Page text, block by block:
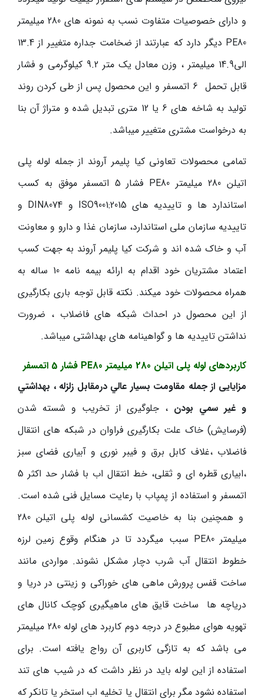
و دارای خصوصیات متفاوت نسب به نمونه های 280 میلیمتر
PE80
دیگر دارد که عبارتند از ضخامت جداره متغییر از 13.4
الی14.9 میلیمتر ، وزن معادل یک متر 9.2 کیلوگرمی و فشار
قابل تحمل 6 اتمسفر و این محصول پس از طی کردن روند
تولید به شاخه های 6 یا 12 متری تبدیل شده و متراژ آن بنا
به درخواست مشتری متغییر میباشد.
تمامی محصولات تعاونی کیا پلیمر آروند از جمله لوله پلی
اتیلن 280 میلیمتر
PE80
فشار 5 اتمسفر موفق به کسب
استاندارد ها و تاییدیه های ISO9001:2015 و DIN8074 و
تاییدیه سازمان ملی استاندارد، سازمان غذا و دارو و معاونت
آب و خاک شده اند و شرکت کیا پلیمر آروند به جهت کسب
اعتماد مشتریان خود اقدام به ارائه بیمه نامه 10 ساله به
همراه محصولات خود میکند. نکته قابل توجه باری بکارگیری
از این محصول در احداث شبکه های فاضلاب ، ضرورت
نداشتن تاییدیه ها و گواهینامه های بهداشتی میباشد.
کاربردهای لوله پلی اتیلن 280 میلیمتر
PE80 فشار 5 اتمسفر
مزایایی از جمله مقاومت بسيار عالي درمقابل زلزله ، بهداشتي
و غير سمي بودن ، جلوگیری از تخریب و شسته شدن
(فرسایش) خاک علت بکارگیری فراوان در شبکه های انتقال
فاضلاب ،غلاف کابل برق و فیبر نوری و آبیاری فضای سبز
،ابیاری قطره ای و ثقلی، خط انتقال اب با فشار حد اکثر 5
اتمسفر و استفاده از پمپاب با رعایت مسایل فنی شده است.
و همچنین بنا به خاصیت کشسانی لوله پلی اتیلن 280
میلیمترPE80 سبب میگردد تا در هنگام وقوع زمین لرزه
خطوط انتقال آب شرب دچار مشکل نشوند. مواردی مانند
ساخت قفس پرورش ماهی های خوراکی و زینتی در دریا و
دریاچه ها ساخت قایق های ماهیگیری کوچک کانال های
تهویه هوای مطبوع در درجه دوم کاربرد های لوله 280 میلیمتر
می باشد که به تازگی کاربری آن رواج یافته است. برای
استفاده از این لوله باید در نظر داشت که در شیب های تند
استفاده نشود مگر برای انتقال یا تخلیه اب استخر یا تانکر که